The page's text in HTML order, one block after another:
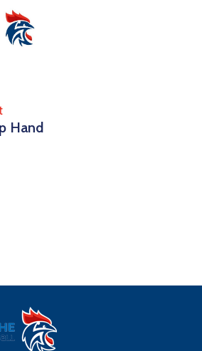
Hand